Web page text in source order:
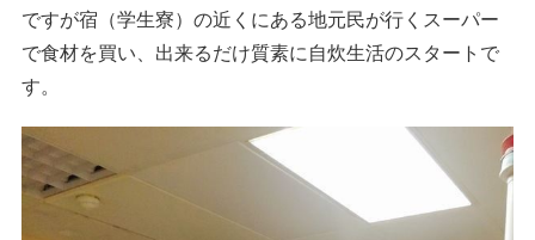
ですが宿（学生寮）の近くにある地元民が行くスーパー
で食材を買い、出来るだけ質素に自炊生活のスタートで
す。